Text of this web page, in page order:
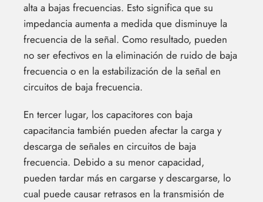
alta a bajas frecuencias. Esto significa que su
impedancia aumenta a medida que disminuye la
frecuencia de la señal. Como resultado, pueden
no ser efectivos en la eliminación de ruido de baja
frecuencia o en la estabilización de la señal en
circuitos de baja frecuencia.
En tercer lugar, los capacitores con baja
capacitancia también pueden afectar la carga y
descarga de señales en circuitos de baja
frecuencia. Debido a su menor capacidad,
pueden tardar más en cargarse y descargarse, lo
cual puede causar retrasos en la transmisión de